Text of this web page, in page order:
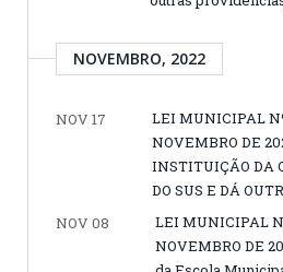
NOVEMBRO, 2022
NOV 17
LEI MUNICIPAL
NOVEMBRO DE
INSTITUIÇÃO DA
DO SUS E DÁ
NOV 08
LEI MUNICIPAL
NOVEMBRO DE